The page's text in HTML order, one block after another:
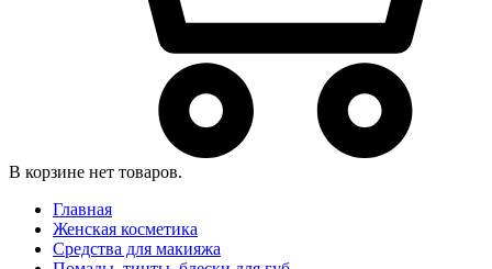
В корзине нет товаров.
Главная
Женская косметика
Средства для макияжа